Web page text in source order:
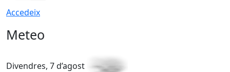
Accedeix
Meteo
Divendres, 7 d’agost